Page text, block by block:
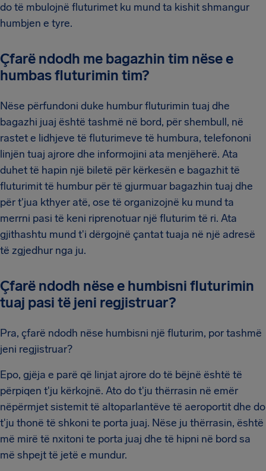
do të mbulojnë fluturimet ku mund ta kishit shmangur
humbjen e tyre.
Çfarë ndodh me bagazhin tim nëse e
humbas fluturimin tim?
Nëse përfundoni duke humbur fluturimin tuaj dhe
bagazhi juaj është tashmë në bord, për shembull, në
rastet e lidhjeve të fluturimeve të humbura, telefononi
linjën tuaj ajrore dhe informojini ata menjëherë. Ata
duhet të hapin një biletë për kërkesën e bagazhit të
fluturimit të humbur për të gjurmuar bagazhin tuaj dhe
për t'jua kthyer atë, ose të organizojnë ku mund ta
merrni pasi të keni riprenotuar një fluturim të ri. Ata
gjithashtu mund t'i dërgojnë çantat tuaja në një adresë
të zgjedhur nga ju.
Çfarë ndodh nëse e humbisni fluturimin
tuaj pasi të jeni regjistruar?
Pra, çfarë ndodh nëse humbisni një fluturim, por tashmë
jeni regjistruar?
Epo, gjëja e parë që linjat ajrore do të bëjnë është të
përpiqen t'ju kërkojnë. Ato do t'ju thërrasin në emër
nëpërmjet sistemit të altoparlantëve të aeroportit dhe do
t'ju thonë të shkoni te porta juaj. Nëse ju thërrasin, është
më mirë të nxitoni te porta juaj dhe të hipni në bord sa
më shpejt të jetë e mundur.